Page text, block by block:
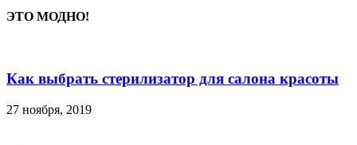
ЭТО МОДНО!
Как выбрать стерилизатор для салона красоты
27 ноября, 2019